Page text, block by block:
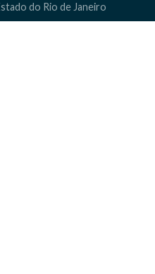
do Rio de Janeiro